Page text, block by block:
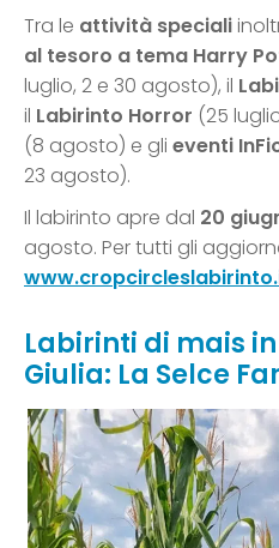
Tra le attività speciali
al tesoro a tema Harry
luglio, 2 e 30 agosto), il
il Labirinto Horror (25
(8 agosto) e gli eventi
23 agosto).
Il labirinto apre dal 20
agosto. Per tutti gli
Labirinti di mais
Giulia: La Selce